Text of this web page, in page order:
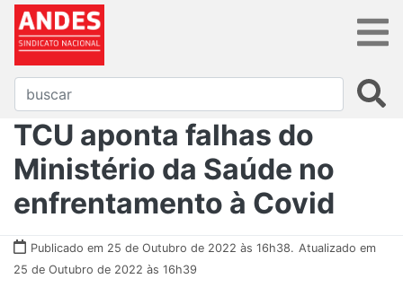
TCU aponta falhas do
Ministério da Saúde no
enfrentamento à Covid
Publicado em 25 de Outubro de 2022 às 16h38. Atualizado em
25 de Outubro de 2022 às 16h39